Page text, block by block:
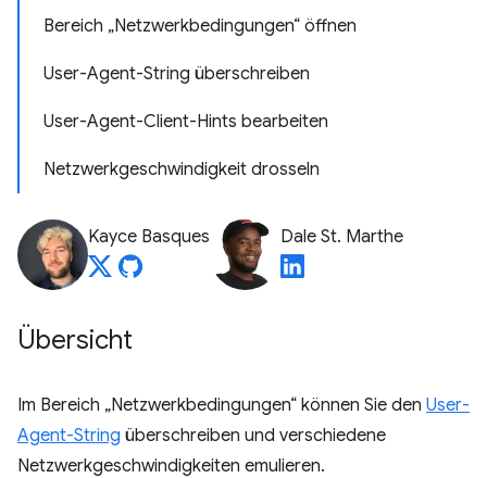
Bereich „Netzwerkbedingungen“ öffnen
User-Agent-String überschreiben
User-Agent-Client-Hints bearbeiten
Netzwerkgeschwindigkeit drosseln
Kayce Basques Dale St. Marthe
Übersicht
Im Bereich „Netzwerkbedingungen“ können Sie den User-
Agent-String überschreiben und verschiedene
Netzwerkgeschwindigkeiten emulieren.